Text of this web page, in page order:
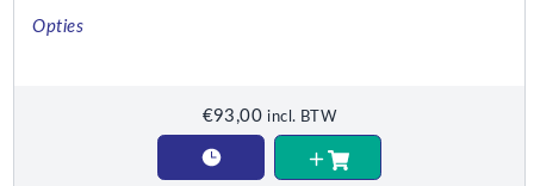
Opties
€93,00 incl. BTW